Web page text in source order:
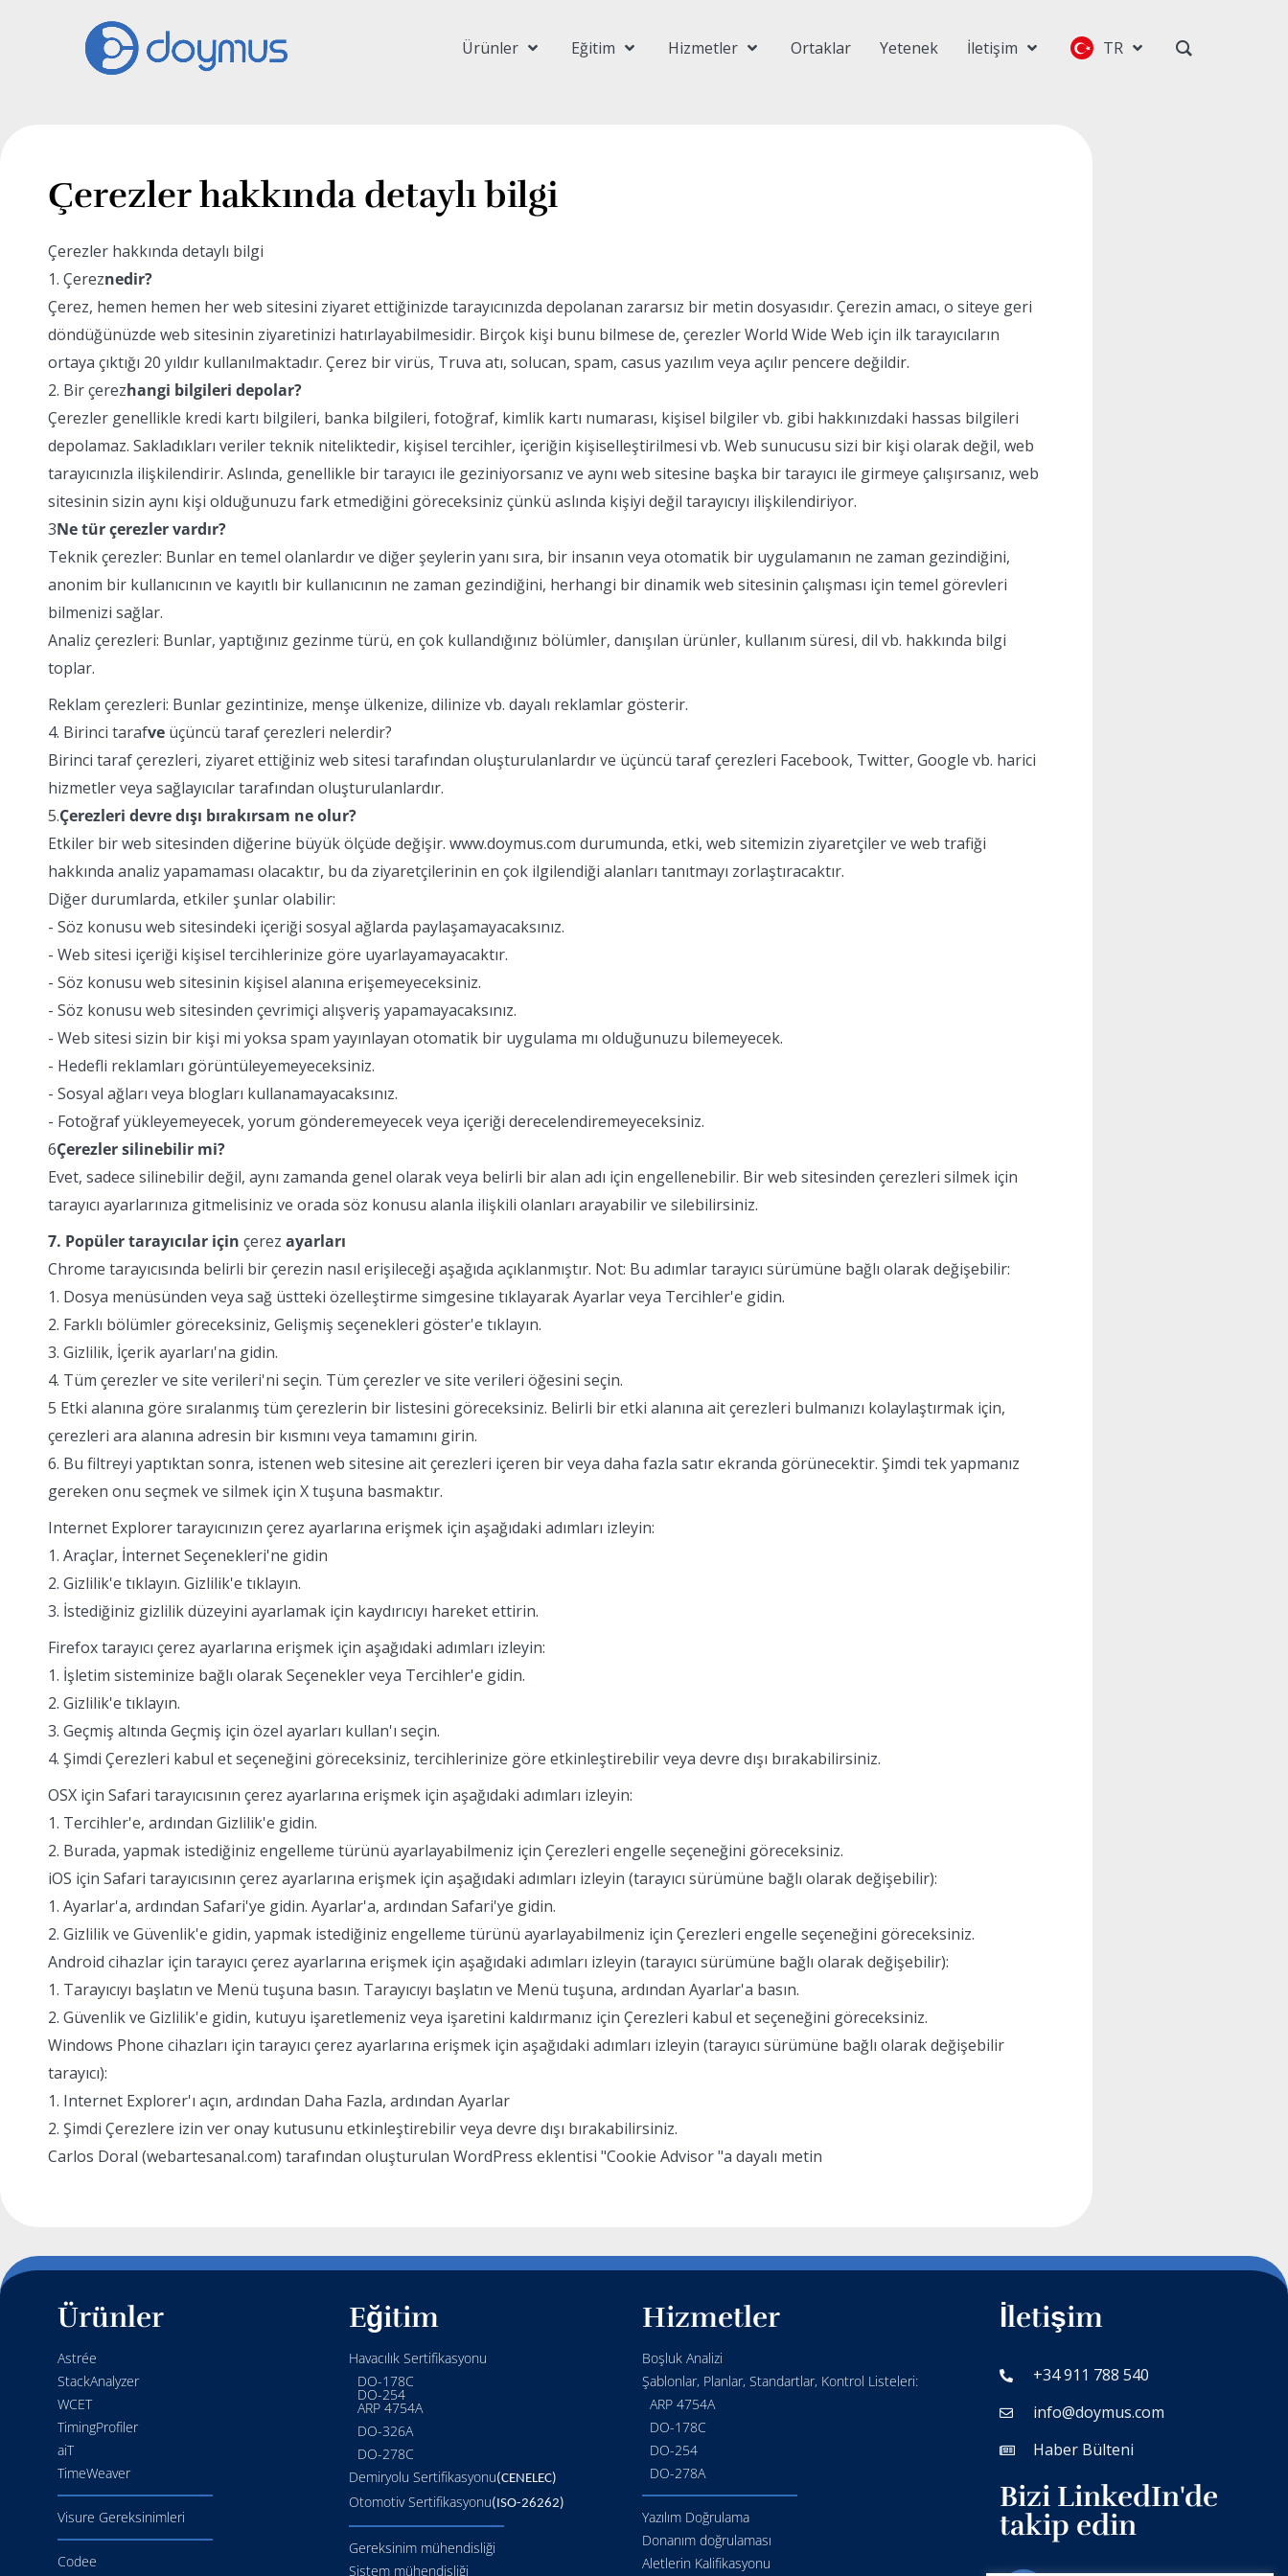
Ürünler Eğitim Hizmetler Ortaklar Yetenek İletişim TR
Çerezler hakkında detaylı bilgi
Çerezler hakkında detaylı bilgi
1. Çereznedir?
Çerez, hemen hemen her web sitesini ziyaret ettiğinizde tarayıcınızda depolanan zararsız bir metin dosyasıdır. Çerezin amacı, o siteye geri
döndüğünüzde web sitesinin ziyaretinizi hatırlayabilmesidir. Birçok kişi bunu bilmese de, çerezler World Wide Web için ilk tarayıcıların
ortaya çıktığı 20 yıldır kullanılmaktadır. Çerez bir virüs, Truva atı, solucan, spam, casus yazılım veya açılır pencere değildir.
2. Bir çerezhangi bilgileri depolar?
Çerezler genellikle kredi kartı bilgileri, banka bilgileri, fotoğraf, kimlik kartı numarası, kişisel bilgiler vb. gibi hakkınızdaki hassas bilgileri
depolamaz. Sakladıkları veriler teknik niteliktedir, kişisel tercihler, içeriğin kişiselleştirilmesi vb. Web sunucusu sizi bir kişi olarak değil, web
tarayıcınızla ilişkilendirir. Aslında, genellikle bir tarayıcı ile geziniyorsanız ve aynı web sitesine başka bir tarayıcı ile girmeye çalışırsanız, web
sitesinin sizin aynı kişi olduğunuzu fark etmediğini göreceksiniz çünkü aslında kişiyi değil tarayıcıyı ilişkilendiriyor.
3Ne tür çerezler vardır?
Teknik çerezler: Bunlar en temel olanlardır ve diğer şeylerin yanı sıra, bir insanın veya otomatik bir uygulamanın ne zaman gezindiğini,
anonim bir kullanıcının ve kayıtlı bir kullanıcının ne zaman gezindiğini, herhangi bir dinamik web sitesinin çalışması için temel görevleri
bilmenizi sağlar.
Analiz çerezleri: Bunlar, yaptığınız gezinme türü, en çok kullandığınız bölümler, danışılan ürünler, kullanım süresi, dil vb. hakkında bilgi
toplar.
Reklam çerezleri: Bunlar gezintinize, menşe ülkenize, dilinize vb. dayalı reklamlar gösterir.
4. Birinci tarafve üçüncü taraf çerezleri nelerdir?
Birinci taraf çerezleri, ziyaret ettiğiniz web sitesi tarafından oluşturulanlardır ve üçüncü taraf çerezleri Facebook, Twitter, Google vb. harici
hizmetler veya sağlayıcılar tarafından oluşturulanlardır.
5.Çerezleri devre dışı bırakırsam ne olur?
Etkiler bir web sitesinden diğerine büyük ölçüde değişir. www.doymus.com durumunda, etki, web sitemizin ziyaretçiler ve web trafiği
hakkında analiz yapamaması olacaktır, bu da ziyaretçilerinin en çok ilgilendiği alanları tanıtmayı zorlaştıracaktır.
Diğer durumlarda, etkiler şunlar olabilir:
- Söz konusu web sitesindeki içeriği sosyal ağlarda paylaşamayacaksınız.
- Web sitesi içeriği kişisel tercihlerinize göre uyarlayamayacaktır.
- Söz konusu web sitesinin kişisel alanına erişemeyeceksiniz.
- Söz konusu web sitesinden çevrimiçi alışveriş yapamayacaksınız.
- Web sitesi sizin bir kişi mi yoksa spam yayınlayan otomatik bir uygulama mı olduğunuzu bilemeyecek.
- Hedefli reklamları görüntüleyemeyeceksiniz.
- Sosyal ağları veya blogları kullanamayacaksınız.
- Fotoğraf yükleyemeyecek, yorum gönderemeyecek veya içeriği derecelendiremeyeceksiniz.
6Çerezler silinebilir mi?
Evet, sadece silinebilir değil, aynı zamanda genel olarak veya belirli bir alan adı için engellenebilir. Bir web sitesinden çerezleri silmek için
tarayıcı ayarlarınıza gitmelisiniz ve orada söz konusu alanla ilişkili olanları arayabilir ve silebilirsiniz.
7. Popüler tarayıcılar için çerez ayarları
Chrome tarayıcısında belirli bir çerezin nasıl erişileceği aşağıda açıklanmıştır. Not: Bu adımlar tarayıcı sürümüne bağlı olarak değişebilir:
1. Dosya menüsünden veya sağ üstteki özelleştirme simgesine tıklayarak Ayarlar veya Tercihler'e gidin.
2. Farklı bölümler göreceksiniz, Gelişmiş seçenekleri göster'e tıklayın.
3. Gizlilik, İçerik ayarları'na gidin.
4. Tüm çerezler ve site verileri'ni seçin. Tüm çerezler ve site verileri öğesini seçin.
5 Etki alanına göre sıralanmış tüm çerezlerin bir listesini göreceksiniz. Belirli bir etki alanına ait çerezleri bulmanızı kolaylaştırmak için,
çerezleri ara alanına adresin bir kısmını veya tamamını girin.
6. Bu filtreyi yaptıktan sonra, istenen web sitesine ait çerezleri içeren bir veya daha fazla satır ekranda görünecektir. Şimdi tek yapmanız
gereken onu seçmek ve silmek için X tuşuna basmaktır.
Internet Explorer tarayıcınızın çerez ayarlarına erişmek için aşağıdaki adımları izleyin:
1. Araçlar, İnternet Seçenekleri'ne gidin
2. Gizlilik'e tıklayın. Gizlilik'e tıklayın.
3. İstediğiniz gizlilik düzeyini ayarlamak için kaydırıcıyı hareket ettirin.
Firefox tarayıcı çerez ayarlarına erişmek için aşağıdaki adımları izleyin:
1. İşletim sisteminize bağlı olarak Seçenekler veya Tercihler'e gidin.
2. Gizlilik'e tıklayın.
3. Geçmiş altında Geçmiş için özel ayarları kullan'ı seçin.
4. Şimdi Çerezleri kabul et seçeneğini göreceksiniz, tercihlerinize göre etkinleştirebilir veya devre dışı bırakabilirsiniz.
OSX için Safari tarayıcısının çerez ayarlarına erişmek için aşağıdaki adımları izleyin:
1. Tercihler'e, ardından Gizlilik'e gidin.
2. Burada, yapmak istediğiniz engelleme türünü ayarlayabilmeniz için Çerezleri engelle seçeneğini göreceksiniz.
iOS için Safari tarayıcısının çerez ayarlarına erişmek için aşağıdaki adımları izleyin (tarayıcı sürümüne bağlı olarak değişebilir):
1. Ayarlar'a, ardından Safari'ye gidin. Ayarlar'a, ardından Safari'ye gidin.
2. Gizlilik ve Güvenlik'e gidin, yapmak istediğiniz engelleme türünü ayarlayabilmeniz için Çerezleri engelle seçeneğini göreceksiniz.
Android cihazlar için tarayıcı çerez ayarlarına erişmek için aşağıdaki adımları izleyin (tarayıcı sürümüne bağlı olarak değişebilir):
1. Tarayıcıyı başlatın ve Menü tuşuna basın. Tarayıcıyı başlatın ve Menü tuşuna, ardından Ayarlar'a basın.
2. Güvenlik ve Gizlilik'e gidin, kutuyu işaretlemeniz veya işaretini kaldırmanız için Çerezleri kabul et seçeneğini göreceksiniz.
Windows Phone cihazları için tarayıcı çerez ayarlarına erişmek için aşağıdaki adımları izleyin (tarayıcı sürümüne bağlı olarak değişebilir
tarayıcı):
1. Internet Explorer'ı açın, ardından Daha Fazla, ardından Ayarlar
2. Şimdi Çerezlere izin ver onay kutusunu etkinleştirebilir veya devre dışı bırakabilirsiniz.
Carlos Doral (webartesanal.com) tarafından oluşturulan WordPress eklentisi "Cookie Advisor "a dayalı metin
Ürünler
Astrée
StackAnalyzer
WCET
TimingProfiler
aiT
TimeWeaver
Visure Gereksinimleri
Codee
Eğitim
Havacılık Sertifikasyonu
DO-178C
DO-254
ARP 4754A
DO-326A
DO-278C
Demiryolu Sertifikasyonu(CENELEC)
Otomotiv Sertifikasyonu(ISO-26262)
Gereksinim mühendisliği
Sistem mühendisliği
Hizmetler
Boşluk Analizi
Şablonlar, Planlar, Standartlar, Kontrol Listeleri:
ARP 4754A
DO-178C
DO-254
DO-278A
Yazılım Doğrulama
Donanım doğrulaması
Aletlerin Kalifikasyonu
İletişim
+34 911 788 540
info@doymus.com
Haber Bülteni
Bizi LinkedIn'de
takip edin